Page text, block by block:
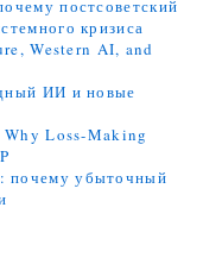
постсоветский
кризиса
Western AI, and
ИИ и новые
Loss-Making
почему убыточный